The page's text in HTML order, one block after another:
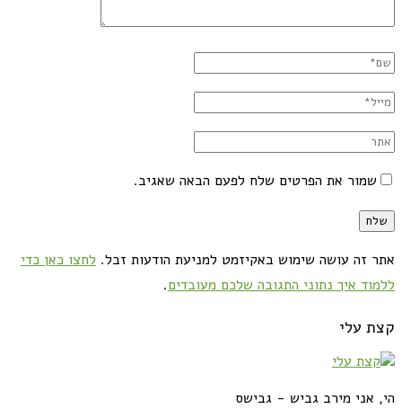
שמור את הפרטים שלח לפעם הבאה שאגיב.
אתר זה עושה שימוש באקיזמט למניעת הודעות זבל. לחצו כאן כדי
ללמוד איך נתוני התגובה שלכם מעובדים.
קצת עלי
הי, אני מירב גביש - גבישס